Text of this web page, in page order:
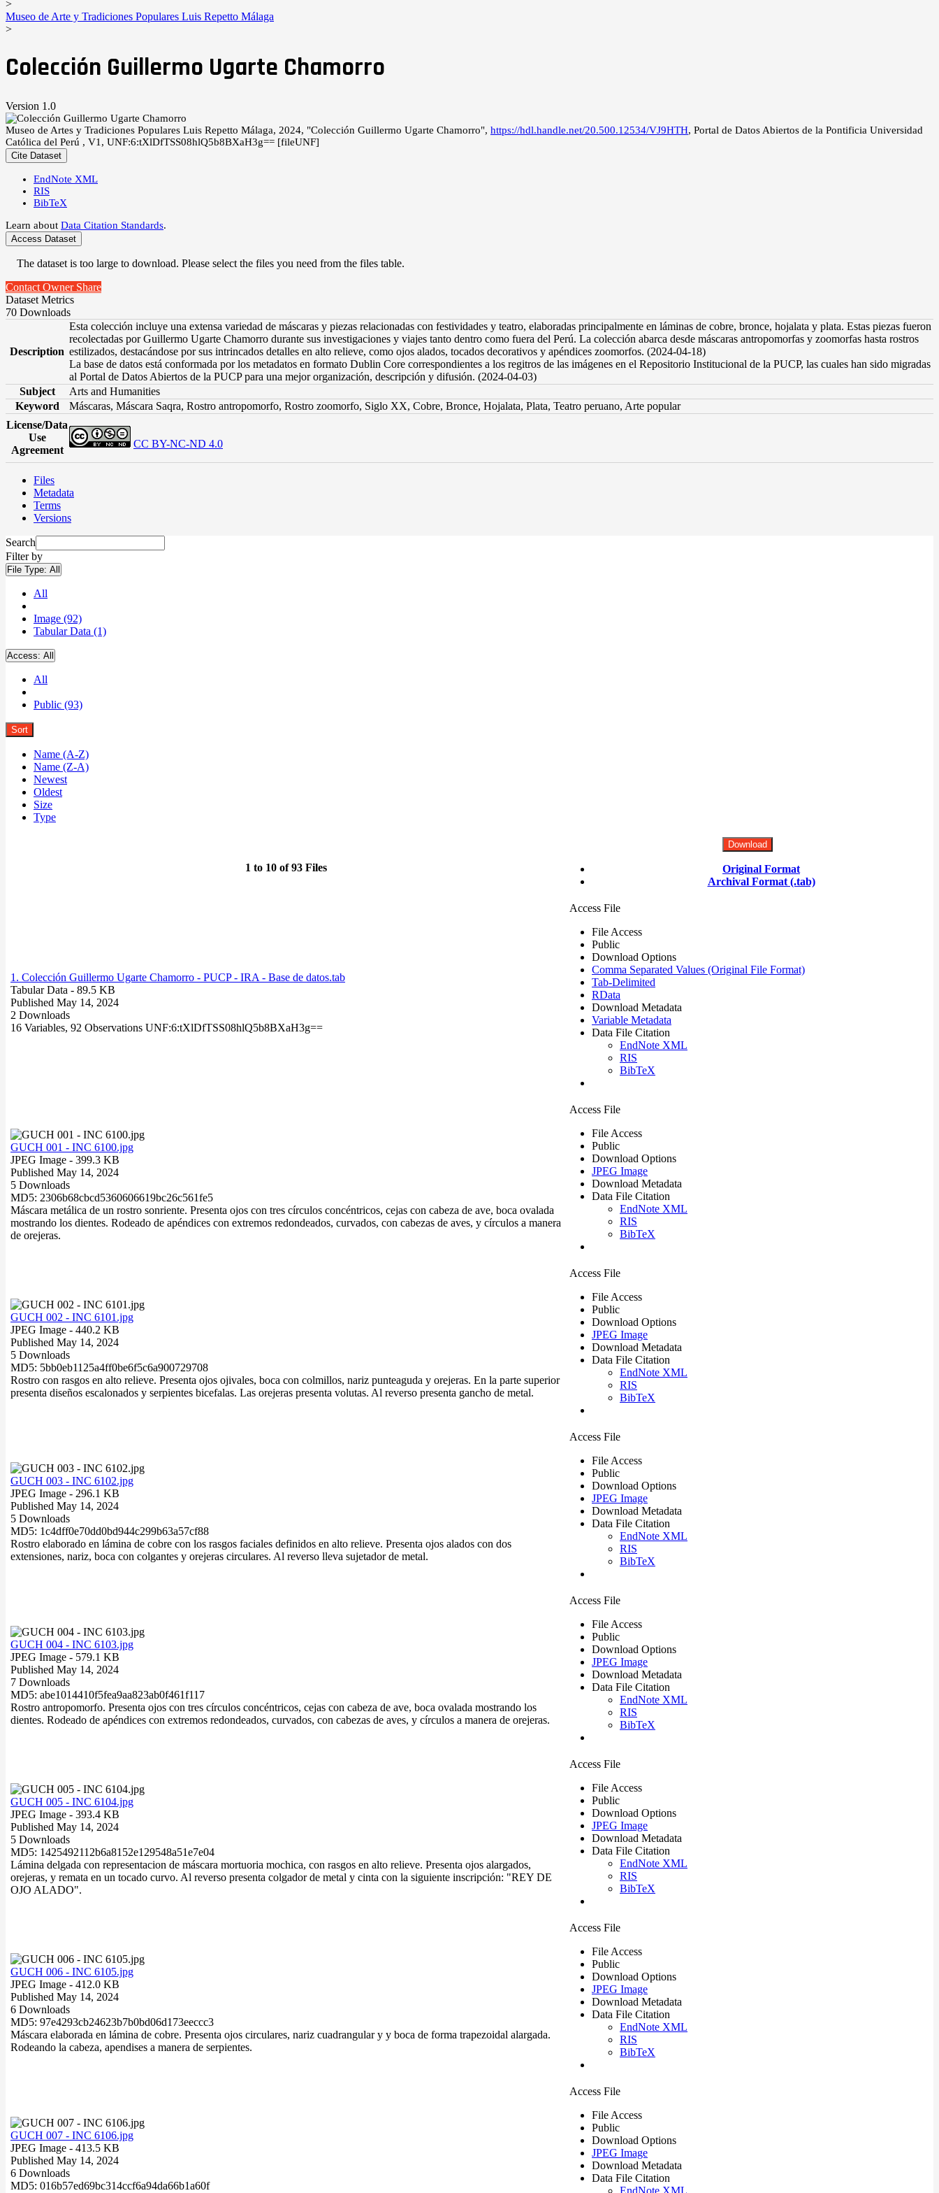
>
Museo de Arte y Tradiciones Populares Luis Repetto Málaga
>
Colección Guillermo Ugarte Chamorro
Version 1.0
Museo de Artes y Tradiciones Populares Luis Repetto Málaga, 2024, "Colección Guillermo Ugarte Chamorro", https://hdl.handle.net/20.500.12534/VJ9HTH, Portal de Datos Abiertos de la Pontificia Universidad
Católica del Perú , V1, UNF:6:tXlDfTSS08hlQ5b8BXaH3g== [fileUNF]
Cite Dataset
EndNote XML
RIS
BibTeX
Learn about Data Citation Standards.
Access Dataset
The dataset is too large to download. Please select the files you need from the files table.
Contact Owner Share
Dataset Metrics
70 Downloads
Description
Esta colección incluye una extensa variedad de máscaras y piezas relacionadas con festividades y teatro, elaboradas principalmente en láminas de cobre, bronce, hojalata y plata. Estas piezas fueron
recolectadas por Guillermo Ugarte Chamorro durante sus investigaciones y viajes tanto dentro como fuera del Perú. La colección abarca desde máscaras antropomorfas y zoomorfas hasta rostros
estilizados, destacándose por sus intrincados detalles en alto relieve, como ojos alados, tocados decorativos y apéndices zoomorfos. (2024-04-18)
La base de datos está conformada por los metadatos en formato Dublin Core correspondientes a los regitros de las imágenes en el Repositorio Institucional de la PUCP, las cuales han sido migradas
al Portal de Datos Abiertos de la PUCP para una mejor organización, descripción y difusión. (2024-04-03)
Subject
Arts and Humanities
Keyword
Máscaras, Máscara Saqra, Rostro antropomorfo, Rostro zoomorfo, Siglo XX, Cobre, Bronce, Hojalata, Plata, Teatro peruano, Arte popular
License/Data
Use
Agreement
CC BY-NC-ND 4.0
Files
Metadata
Terms
Versions
Search
Filter by
File Type: All
All
Image (92)
Tabular Data (1)
Access: All
All
Public (93)
Sort
Name (A-Z)
Name (Z-A)
Newest
Oldest
Size
Type
1 to 10 of 93 Files
Download
Original Format
Archival Format (.tab)
1. Colección Guillermo Ugarte Chamorro - PUCP - IRA - Base de datos.tab
Tabular Data - 89.5 KB
Published May 14, 2024
2 Downloads
16 Variables, 92 Observations UNF:6:tXlDfTSS08hlQ5b8BXaH3g==
Access File
File Access
Public
Download Options
Comma Separated Values (Original File Format)
Tab-Delimited
RData
Download Metadata
Variable Metadata
Data File Citation
EndNote XML
RIS
BibTeX
GUCH 001 - INC 6100.jpg
JPEG Image - 399.3 KB
Published May 14, 2024
5 Downloads
MD5: 2306b68cbcd5360606619bc26c561fe5
Máscara metálica de un rostro sonriente. Presenta ojos con tres círculos concéntricos, cejas con cabeza de ave, boca ovalada
mostrando los dientes. Rodeado de apéndices con extremos redondeados, curvados, con cabezas de aves, y círculos a manera
de orejeras.
Access File
File Access
Public
Download Options
JPEG Image
Download Metadata
Data File Citation
EndNote XML
RIS
BibTeX
GUCH 002 - INC 6101.jpg
JPEG Image - 440.2 KB
Published May 14, 2024
5 Downloads
MD5: 5bb0eb1125a4ff0be6f5c6a900729708
Rostro con rasgos en alto relieve. Presenta ojos ojivales, boca con colmillos, nariz punteaguda y orejeras. En la parte superior
presenta diseños escalonados y serpientes bicefalas. Las orejeras presenta volutas. Al reverso presenta gancho de metal.
Access File
File Access
Public
Download Options
JPEG Image
Download Metadata
Data File Citation
EndNote XML
RIS
BibTeX
GUCH 003 - INC 6102.jpg
JPEG Image - 296.1 KB
Published May 14, 2024
5 Downloads
MD5: 1c4dff0e70dd0bd944c299b63a57cf88
Rostro elaborado en lámina de cobre con los rasgos faciales definidos en alto relieve. Presenta ojos alados con dos
extensiones, nariz, boca con colgantes y orejeras circulares. Al reverso lleva sujetador de metal.
Access File
File Access
Public
Download Options
JPEG Image
Download Metadata
Data File Citation
EndNote XML
RIS
BibTeX
GUCH 004 - INC 6103.jpg
JPEG Image - 579.1 KB
Published May 14, 2024
7 Downloads
MD5: abe1014410f5fea9aa823ab0f461f117
Rostro antropomorfo. Presenta ojos con tres círculos concéntricos, cejas con cabeza de ave, boca ovalada mostrando los
dientes. Rodeado de apéndices con extremos redondeados, curvados, con cabezas de aves, y círculos a manera de orejeras.
Access File
File Access
Public
Download Options
JPEG Image
Download Metadata
Data File Citation
EndNote XML
RIS
BibTeX
GUCH 005 - INC 6104.jpg
JPEG Image - 393.4 KB
Published May 14, 2024
5 Downloads
MD5: 1425492112b6a8152e129548a51e7e04
Lámina delgada con representacion de máscara mortuoria mochica, con rasgos en alto relieve. Presenta ojos alargados,
orejeras, y remata en un tocado curvo. Al reverso presenta colgador de metal y cinta con la siguiente inscripción: "REY DE
OJO ALADO".
Access File
File Access
Public
Download Options
JPEG Image
Download Metadata
Data File Citation
EndNote XML
RIS
BibTeX
GUCH 006 - INC 6105.jpg
JPEG Image - 412.0 KB
Published May 14, 2024
6 Downloads
MD5: 97e4293cb24623b7b0bd06d173eeccc3
Máscara elaborada en lámina de cobre. Presenta ojos circulares, nariz cuadrangular y y boca de forma trapezoidal alargada.
Rodeando la cabeza, apendises a manera de serpientes.
Access File
File Access
Public
Download Options
JPEG Image
Download Metadata
Data File Citation
EndNote XML
RIS
BibTeX
GUCH 007 - INC 6106.jpg
JPEG Image - 413.5 KB
Published May 14, 2024
6 Downloads
MD5: 016b57ed69bc314ccf6a94da66b1a60f
Access File
File Access
Public
Download Options
JPEG Image
Download Metadata
Data File Citation
EndNote XML